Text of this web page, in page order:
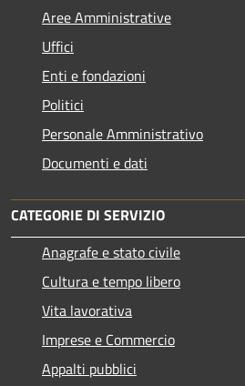
Aree Amministrative
Uffici
Enti e fondazioni
Politici
Personale Amministrativo
Documenti e dati
CATEGORIE DI SERVIZIO
Anagrafe e stato civile
Cultura e tempo libero
Vita lavorativa
Imprese e Commercio
Appalti pubblici